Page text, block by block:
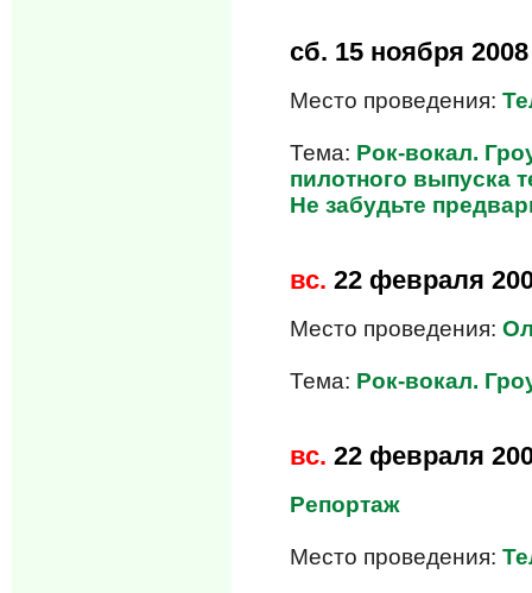
сб. 15 ноября 2008
Место проведения:
Тема: Рок-вокал.
пилотного выпуска
Не забудьте
вс. 22 февраля
Место проведения:
Тема: Рок-вокал.
вс. 22 февраля
Репортаж
Место проведения: